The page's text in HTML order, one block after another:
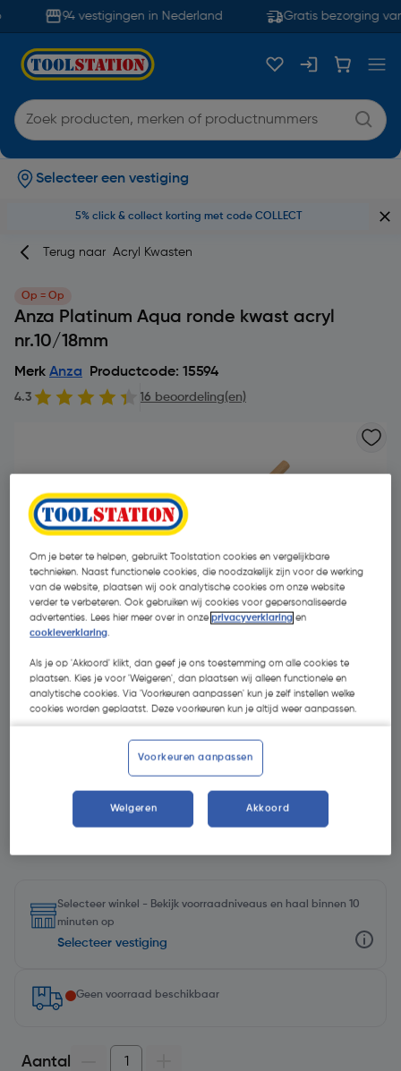
94 vestigingen in Nederland Gratis bezorging
Selecteer een vestiging
5% click & collect korting met code COLLECT
Terug naar Acryl Kwasten
Op = Op
Anza Platinum Aqua ronde kwast acryl
nr.10/18mm
Merk Anza Productcode: 15594
4.3 16 beoordeling(en)
€ 3,80
Kies productvariant(5)
Selecteer winkel - Bekijk voorraadniveaus en haal binnen 10
minuten op
Selecteer vestiging
Geen voorraad beschikbaar
Aantal
Om je beter te helpen, gebruikt Toolstation cookies en vergelijkbare
technieken. Naast functionele cookies, die noodzakelijk zijn voor de werking
van de website, plaatsen wij ook analytische cookies om onze website
verder te verbeteren. Ook gebruiken wij cookies voor gepersonaliseerde
advertenties. Lees hier meer over in onzeprivacyverklaring en
cookieverklaring.
Als je op 'Akkoord' klikt, dan geef je ons toestemming om alle cookies te
plaatsen. Kies je voor 'Weigeren', dan plaatsen wij alleen functionele en
analytische cookies. Via 'Voorkeuren aanpassen' kun je zelf instellen welke
cookies worden geplaatst. Deze voorkeuren kun je altijd weer aanpassen.
Voorkeuren aanpassen
Weigeren Akkoord